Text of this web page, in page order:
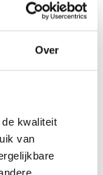
Over
kwaliteit
van
op
te
volgen